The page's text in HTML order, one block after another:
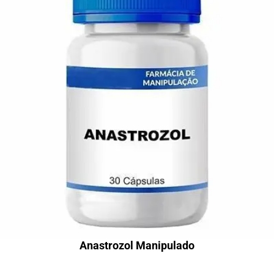
Anastrozol Manipulado